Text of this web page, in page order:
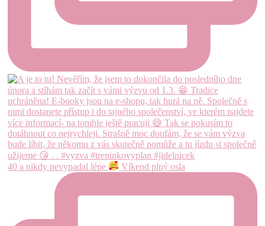
40 a nikdy nevypadal lépe Víkend plný osla